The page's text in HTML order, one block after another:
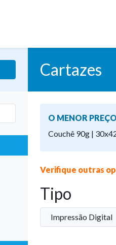
Cartazes
O MENOR PREÇO
Couchê 90g |
Verifique outras
Tipo
Impressão Digital